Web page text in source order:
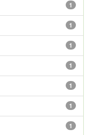
1
1
1
1
1
1
1